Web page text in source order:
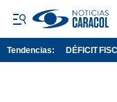
Tendencias: DÉFICIT